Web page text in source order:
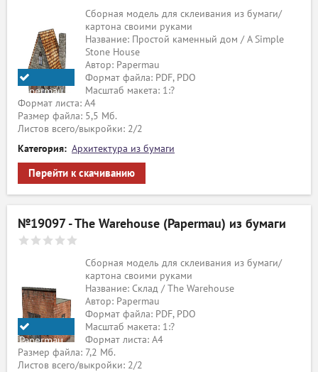
Papermau
Сборная модель для склеивания из бумаги/
картона своими руками
Название: Простой каменный дом / A Simple
Stone House
Автор: Papermau
Формат файла: PDF, PDO
Масштаб макета: 1:?
Формат листа: А4
Размер файла: 5,5 Мб.
Листов всего/выкройки: 2/2
Категория: Архитектура из бумаги
Перейти к скачиванию
№19097 - The Warehouse (Papermau) из бумаги
Papermau
Сборная модель для склеивания из бумаги/
картона своими руками
Название: Склад / The Warehouse
Автор: Papermau
Формат файла: PDF, PDO
Масштаб макета: 1:?
Формат листа: А4
Размер файла: 7,2 Мб.
Листов всего/выкройки: 2/2